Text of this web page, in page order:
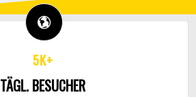
5K+
TÄGL. BESUCHER